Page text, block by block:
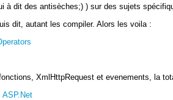
à dit des antisèches;) ) sur des sujets
dit, autant les compiler. Alors les voila :
XmlHttpRequest et evenements, la